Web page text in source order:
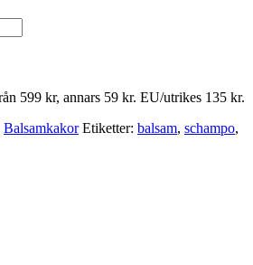
599 kr, annars 59 kr. EU/utrikes 135 kr.
Balsamkakor Etiketter: balsam, schampo,